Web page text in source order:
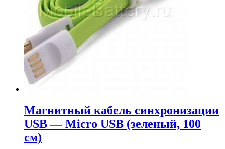
Магнитный кабель синхронизации
USB — Micro USB (зеленый, 100
см)